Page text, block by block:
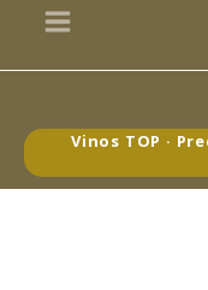
Vinos TOP ·